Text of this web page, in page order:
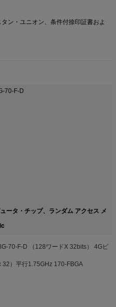
ン・ユニオン、条件付捺印証書およ
70-F-D
ータ・チップ、ランダム アクセス メ
70-F-D （128ワードX 32bits） 4Gビ
）平行1.75GHz 170-FBGA